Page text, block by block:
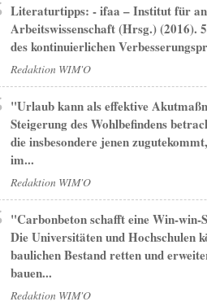
Literaturtipps: - ifaa – Institut für
Arbeitswissenschaft (Hrsg.) (2016).
des kontinuierlichen
Redaktion WIM'O
"Urlaub kann als effektive
Steigerung des Wohlbefindens
die insbesondere jenen
im...
Redaktion WIM'O
"Carbonbeton schafft eine Win-win-
Die Universitäten und Hochschulen
baulichen Bestand retten und
bauen...
Redaktion WIM'O